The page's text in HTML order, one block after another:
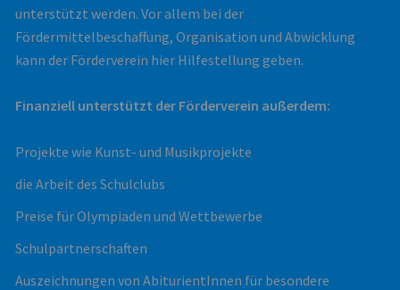
unterstützt werden. Vor allem bei der
Fördermittelbeschaffung, Organisation und Abwicklung
kann der Förderverein hier Hilfestellung geben.
Finanziell unterstützt der Förderverein außerdem:
Projekte wie Kunst- und Musikprojekte
die Arbeit des Schulclubs
Preise für Olympiaden und Wettbewerbe
Schulpartnerschaften
Auszeichnungen von AbiturientInnen für besondere